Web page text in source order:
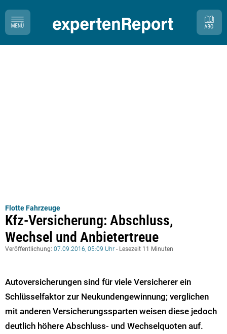
Flotte Fahrzeuge
Kfz-Versicherung: Abschluss,
Wechsel und Anbietertreue
Veröffentlichung: 07.09.2016, 05:09 Uhr - Lesezeit 11 Minuten
Autoversicherungen sind für viele Versicherer ein
Schlüsselfaktor zur Neukundengewinnung; verglichen
mit anderen Versicherungssparten weisen diese jedoch
deutlich höhere Abschluss- und Wechselquoten auf.